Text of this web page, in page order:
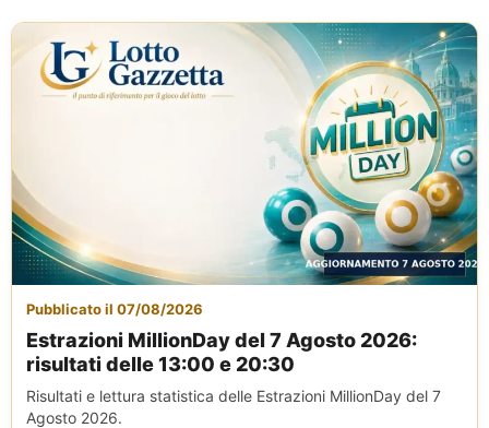
Pubblicato il 07/08/2026
Estrazioni MillionDay del 7 Agosto 2026:
risultati delle 13:00 e 20:30
Risultati e lettura statistica delle Estrazioni MillionDay del 7
Agosto 2026.